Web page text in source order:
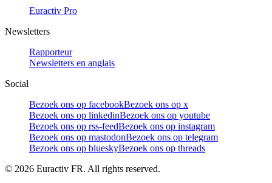
Euractiv Pro
Newsletters
Rapporteur
Newsletters en anglais
Social
Bezoek ons op facebookBezoek ons op x
Bezoek ons op linkedinBezoek ons op youtube
Bezoek ons op rss-feedBezoek ons op instagram
Bezoek ons op mastodonBezoek ons op telegram
Bezoek ons op blueskyBezoek ons op threads
© 2026 Euractiv FR. All rights reserved.